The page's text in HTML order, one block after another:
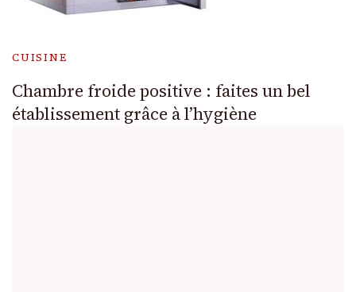
CUISINE
Chambre froide positive : faites un bel
établissement grâce à l’hygiène